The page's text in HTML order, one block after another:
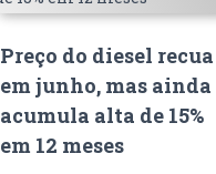
Preço do diesel recua
em junho, mas ainda
acumula alta de 15%
em 12 meses